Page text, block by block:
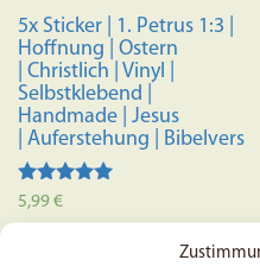
5x Sticker | 1. Petrus 1:3 |
Hoffnung | Ostern
| Christlich | Vinyl |
Selbstklebend |
Handmade | Jesus
| Auferstehung | Bibelvers
Bewertet mit
5,99€